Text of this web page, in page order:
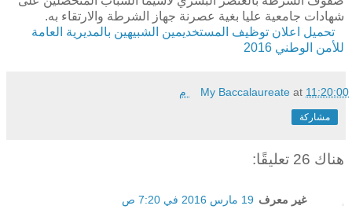
شهادات جامعية عليا بغية عصرنة جهاز الشرطة والارتقاء به.
تحميل اعلان توظيف المستخديمين الشبيهين بالمديرية العامة
للأمن الوطني 2016
My Baccalaureateat 11:20:00 م
مشاركة
هناك 26 تعليقًا:
غير معرف 19 مارس 2016 في 7:20 ص